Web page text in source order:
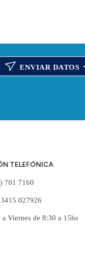
ENVIAR DATOS
TELEFÓNICA
701 7160
027926
a Viernes de 8:30 a 15hs